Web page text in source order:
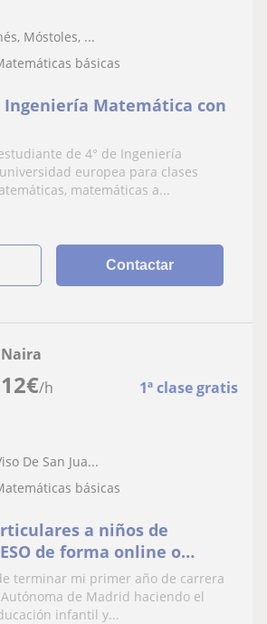
Móstoles, ...
básicas
Ingeniería Matemática con
de 4° de Ingeniería
europea para clases
matemáticas a...
Contactar
12€/h 1ª clase gratis
Naira
De San Jua...
básicas
a niños de
de forma online o
cualquier materia
terminar mi primer año de carrera
de Madrid haciendo el
infantil y...